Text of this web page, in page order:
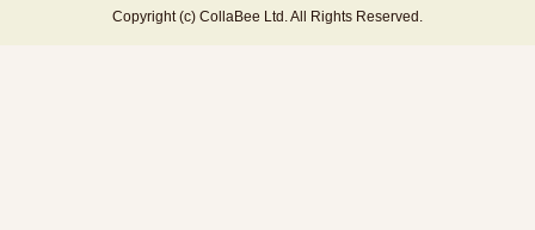
Copyright (c) CollaBee Ltd. All Rights Reserved.